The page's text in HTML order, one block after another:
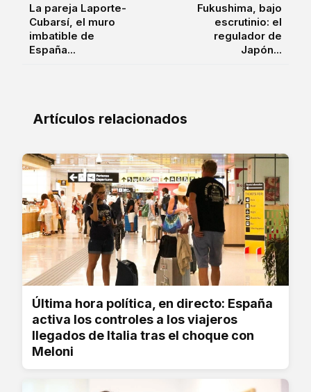
La pareja Laporte-
Cubarsí, el muro
imbatible de
España...
Fukushima, bajo
escrutinio: el
regulador de
Japón...
Artículos relacionados
Última hora política, en directo: España
activa los controles a los viajeros
llegados de Italia tras el choque con
Meloni